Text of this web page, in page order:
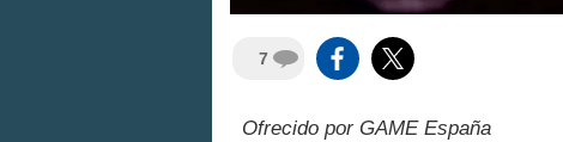
7
Ofrecido por GAME España